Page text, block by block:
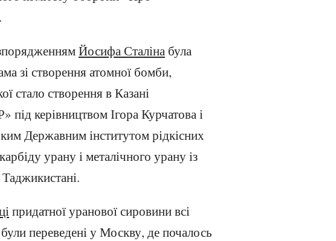
Йосифа Сталіна була
зі створення атомної бомби,
стало створення в Казані
керівництвом Ігора Курчатова і
Державним інститутом рідкісних
урану і металічного урану із
придатної уранової сировини всі
переведені у Москву, де почалось